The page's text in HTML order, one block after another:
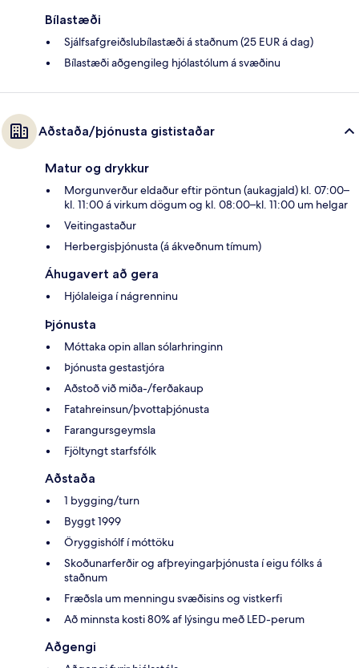
Bílastæði
Sjálfsafgreiðslubílastæði á staðnum (25 EUR á dag)
Bílastæði aðgengileg hjólastólum á svæðinu
Aðstaða/þjónusta gististaðar
Matur og drykkur
Morgunverður eldaður eftir pöntun (aukagjald) kl. 07:00–
kl. 11:00 á virkum dögum og kl. 08:00–kl. 11:00 um helgar
Veitingastaður
Herbergisþjónusta (á ákveðnum tímum)
Áhugavert að gera
Hjólaleiga í nágrenninu
Þjónusta
Móttaka opin allan sólarhringinn
Þjónusta gestastjóra
Aðstoð við miða-/ferðakaup
Fatahreinsun/þvottaþjónusta
Farangursgeymsla
Fjöltyngt starfsfólk
Aðstaða
1 bygging/turn
Byggt 1999
Öryggishólf í móttöku
Skoðunarferðir og afþreyingarþjónusta í eigu fólks á
staðnum
Fræðsla um menningu svæðisins og vistkerfi
Að minnsta kosti 80% af lýsingu með LED-perum
Aðgengi